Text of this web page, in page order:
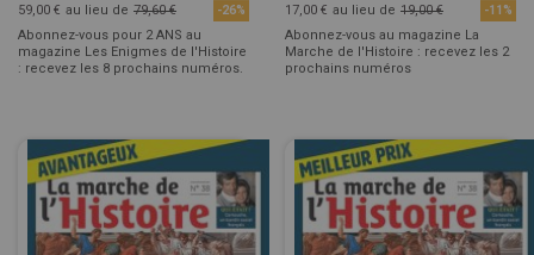
59,00 € au lieu de 79,60 € -26%
Abonnez-vous pour 2 ANS au
magazine Les Enigmes de l'Histoire
: recevez les 8 prochains numéros.
17,00 € au lieu de 19,00 € -11%
Abonnez-vous au magazine La
Marche de l'Histoire : recevez les 2
prochains numéros